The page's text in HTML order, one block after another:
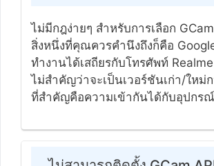
ไม่มีกฎง่ายๆ สำหรับการเลือก
สิ่งหนึ่งที่คุณควรคำนึงถึงก็คือ
ทำงานได้เสถียรกับโทรศัพท์
ไม่สำคัญว่าจะเป็นเวอร์ชันเก่า/ใหม่
ที่สำคัญคือความเข้ากันได้กับอุปกรณ์